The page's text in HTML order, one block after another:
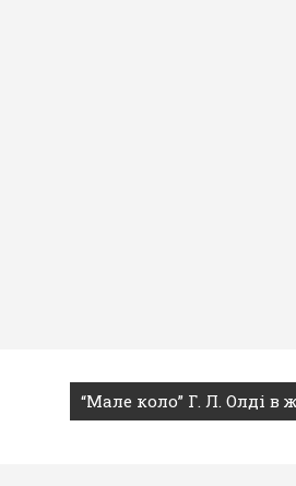
“Мале коло” Г. Л. Олді в